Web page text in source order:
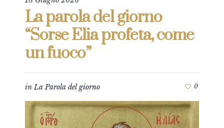
La parola del giorno
“Sorse Elia profeta, come
un fuoco”
inLa Parola del giorno 0